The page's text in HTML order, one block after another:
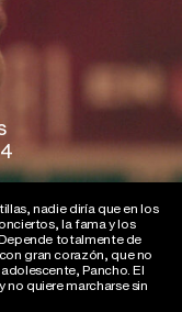
nadie diría que en los
la fama y los
totalmente de
gran corazón, que no
Pancho. El
quiere marcharse sin